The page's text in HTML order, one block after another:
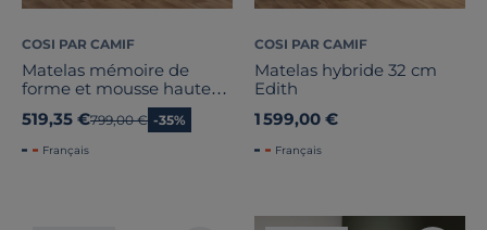
COSI PAR CAMIF
Matelas mémoire de
forme et mousse haute
densité épaisseur 22cm
Ernest
519,35 €Ancien prix
799,00 € -35%
Français
COSI PAR CAMIF
Matelas hybride 32 cm
Edith
1 599,00 €
Français